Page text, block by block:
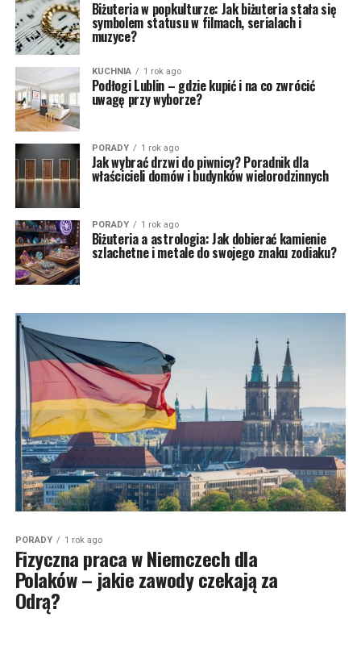
Biżuteria w popkulturze: Jak biżuteria stała się
symbolem statusu w filmach, serialach i
muzyce?
KUCHNIA 1 rok ago
Podłogi Lublin – gdzie kupić i na co zwrócić
uwagę przy wyborze?
PORADY 1 rok ago
Jak wybrać drzwi do piwnicy? Poradnik dla
właścicieli domów i budynków wielorodzinnych
PORADY 1 rok ago
Biżuteria a astrologia: Jak dobierać kamienie
szlachetne i metale do swojego znaku zodiaku?
PORADY 1 rok ago
Fizyczna praca w Niemczech dla
Polaków – jakie zawody czekają za
Odrą?